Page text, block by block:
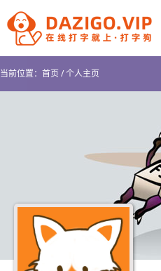
当前位置： 首页/个人主页